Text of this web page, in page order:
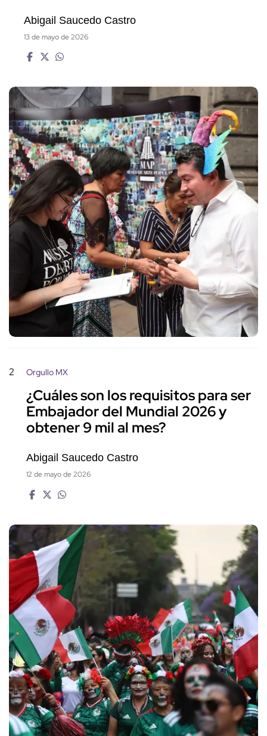
Abigail Saucedo Castro
13 de mayo de 2026
2 Orgullo MX
¿Cuáles son los requisitos para ser
Embajador del Mundial 2026 y
obtener 9 mil al mes?
Abigail Saucedo Castro
12 de mayo de 2026